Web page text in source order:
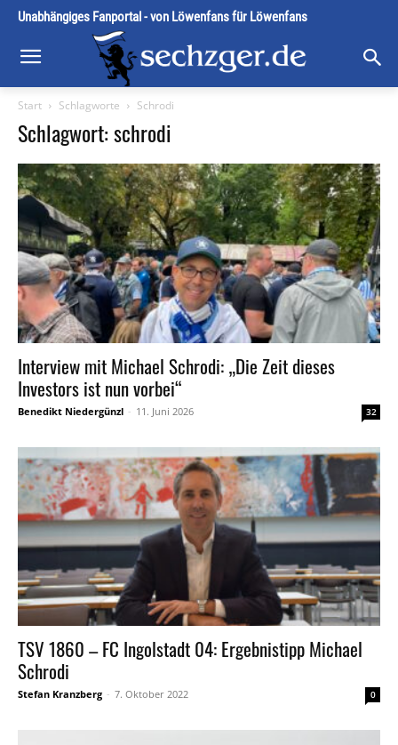
Unabhängiges Fanportal - von Löwenfans für Löwenfans
Start Schlagworte Schrodi
Schlagwort: schrodi
Interview mit Michael Schrodi: „Die Zeit dieses
Investors ist nun vorbei“
Benedikt Niedergünzl - 11. Juni 2026 32
TSV 1860 – FC Ingolstadt 04: Ergebnistipp Michael
Schrodi
Stefan Kranzberg - 7. Oktober 2022 0